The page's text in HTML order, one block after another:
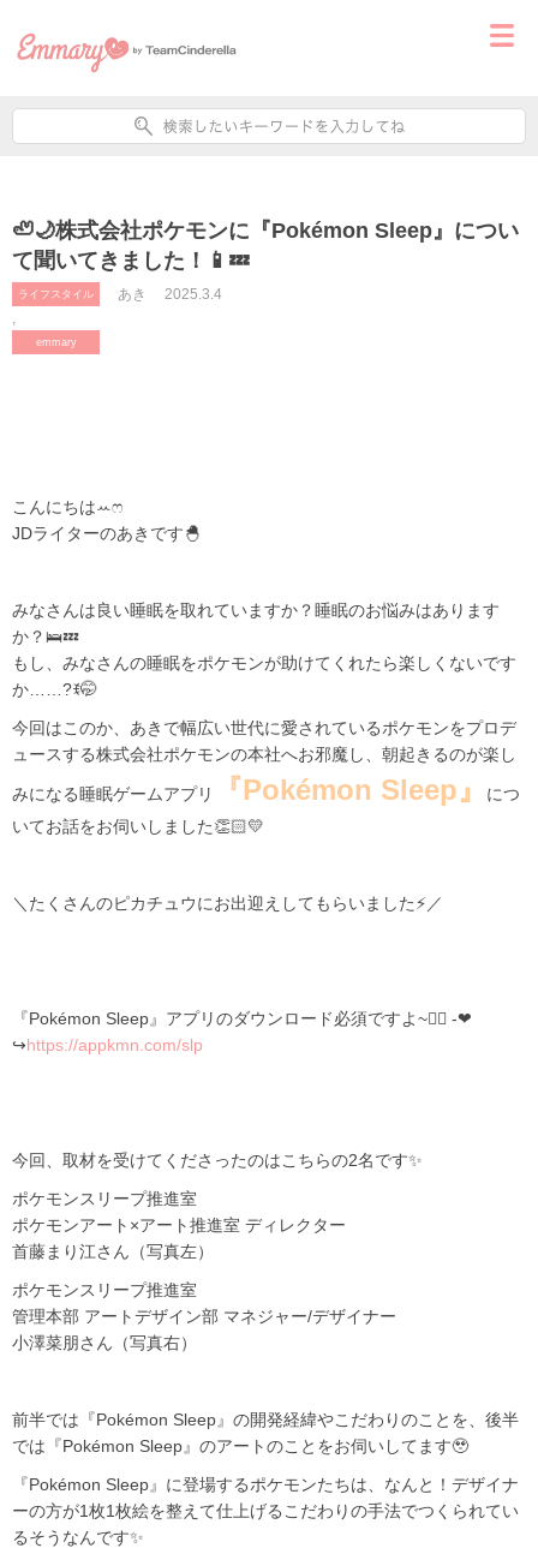
🦥🌙株式会社ポケモンに『Pokémon Sleep』につい
て聞いてきました！📱💤
ライフスタイル
,
emmary
あき 2025.3.4
こんにちはꕀෆ
JDライターのあきです🐣
みなさんは良い睡眠を取れていますか？睡眠のお悩みはあります
か？🛌💤
もし、みなさんの睡眠をポケモンが助けてくれたら楽しくないです
か……?ꉂ🤭
今回はこのか、あきで幅広い世代に愛されているポケモンをプロデ
ュースする株式会社ポケモンの本社へお邪魔し、朝起きるのが楽し
みになる睡眠ゲームアプリ 『Pokémon Sleep』
につ
いてお話をお伺いしました👏🏻💛
＼たくさんのピカチュウにお出迎えしてもらいました⚡／
『Pokémon Sleep』アプリのダウンロード必須ですよ~👍🏻 -❤
↪https://appkmn.com/slp
今回、取材を受けてくださったのはこちらの2名です✨️
ポケモンスリープ推進室
ポケモンアート×アート推進室 ディレクター
首藤まり江さん（写真左）
ポケモンスリープ推進室
管理本部 アートデザイン部 マネジャー/デザイナー
小澤菜朋さん（写真右）
前半では『Pokémon Sleep』の開発経緯やこだわりのことを、後半
では『Pokémon Sleep』のアートのことをお伺いしてます🥹
『Pokémon Sleep』に登場するポケモンたちは、なんと！デザイナ
ーの方が1枚1枚絵を整えて仕上げるこだわりの手法でつくられてい
るそうなんです✨